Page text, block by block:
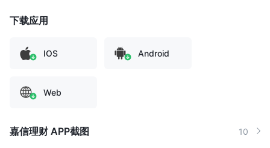
下载应用
IOS Android
Web
嘉信理财 APP截图 10